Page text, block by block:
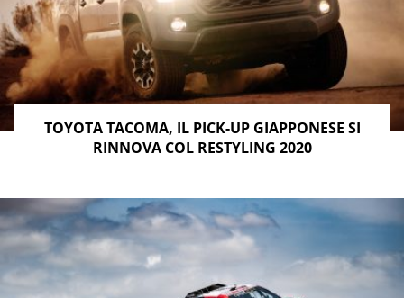
TOYOTA TACOMA, IL PICK-UP GIAPPONESE SI
RINNOVA COL RESTYLING 2020